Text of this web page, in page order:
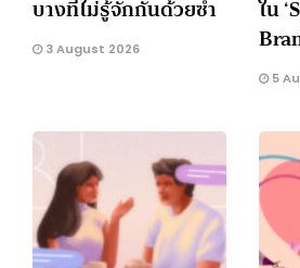
บางทีไม่รู้จักกันด้วยซ้ำ
3 August 2026
ใน
5